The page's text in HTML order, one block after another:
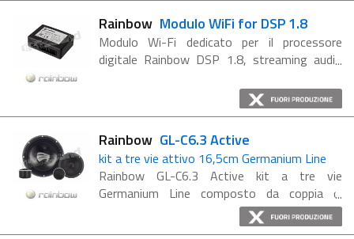
Rainbow Modulo WiFi for DSP 1.8
Modulo Wi-Fi dedicato per il processore
digitale Rainbow DSP 1.8, streaming audio
PC e tablet. Connetti via Wi-Fi i dispositivi
iOS e Android, oppure collega ...
Rainbow GL-C6.3 Active
kit a tre vie attivo 16,5cm Germanium Line
Rainbow GL-C6.3 Active kit a tre vie
Germanium Line composto da coppia di
woofer GL-W6 da 165mm, coppia di
midrange GL-M3 P da 80mm e coppia di